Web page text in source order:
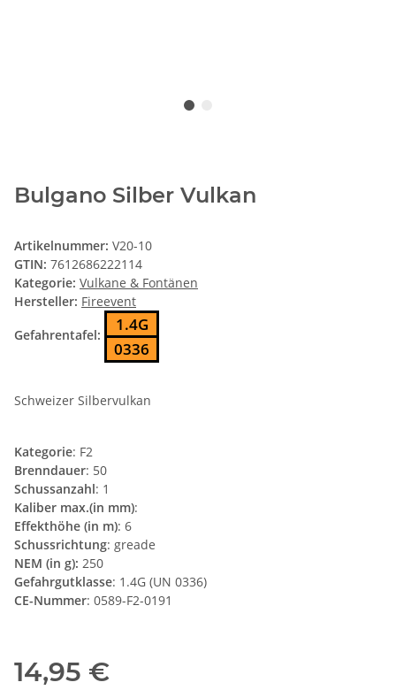
Bulgano Silber Vulkan
Artikelnummer: V20-10
GTIN: 7612686222114
Kategorie: Vulkane & Fontänen
Hersteller: Fireevent
Gefahrentafel:
1.4G
0336
Schweizer Silbervulkan
Kategorie: F2
Brenndauer: 50
Schussanzahl: 1
Kaliber max.(in mm):
Effekthöhe (in m): 6
Schussrichtung: greade
NEM (in g): 250
Gefahrgutklasse: 1.4G (UN 0336)
CE-Nummer: 0589-F2-0191
14,95 €